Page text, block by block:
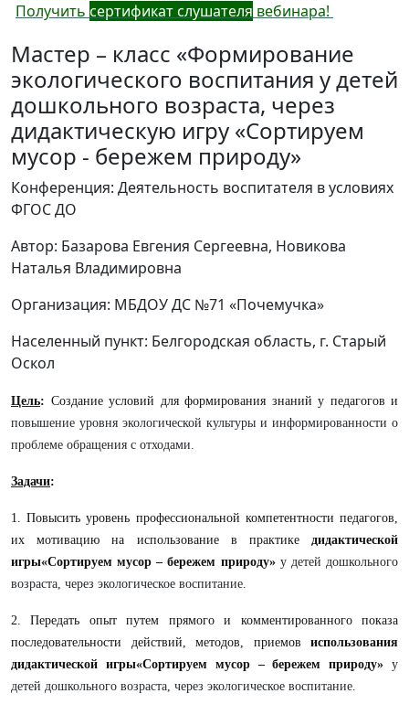
Получить сертификат слушателя вебинара!
Мастер – класс «Формирование
экологического воспитания у детей
дошкольного возраста, через
дидактическую игру «Сортируем
мусор - бережем природу»
Конференция: Деятельность воспитателя в условиях
ФГОС ДО
Автор: Базарова Евгения Сергеевна, Новикова
Наталья Владимировна
Организация: МБДОУ ДС №71 «Почемучка»
Населенный пункт: Белгородская область, г. Старый
Оскол
Цель: Создание условий для формирования знаний у педагогов и
повышение уровня экологической культуры и информированности о
проблеме обращения с отходами.
Задачи:
1. Повысить уровень профессиональной компетентности педагогов,
их мотивацию на использование в практике дидактической
игры«Сортируем мусор – бережем природу»у детей дошкольного
возраста, через экологическое воспитание.
2. Передать опыт путем прямого и комментированного показа
последовательности действий, методов, приемов использования
дидактической игры«Сортируем мусор – бережем природу» у
детей дошкольного возраста, через экологическое воспитание.